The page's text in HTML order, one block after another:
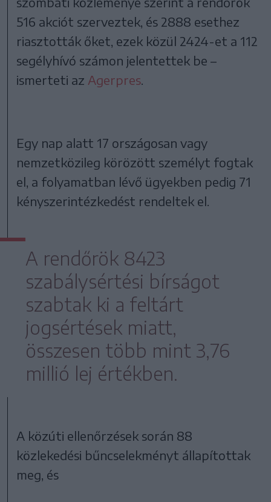
516 akciót szerveztek, és 2888 esethez
riasztották őket, ezek közül 2424-et a 112
segélyhívó számon jelentettek be –
ismerteti az Agerpres
Egy nap alatt 17 országosan vagy
nemzetközileg körözött személyt fogtak
el, a folyamatban lévő ügyekben pedig 71
kényszerintézkedést rendeltek el.
A rendőrök 8423
szabálysértési bírságot
szabtak ki a feltárt
jogsértések miatt,
összesen több mint 3,76
millió lej értékben.
A közúti ellenőrzések során 88
közlekedési bűncselekményt állapítottak
meg, és